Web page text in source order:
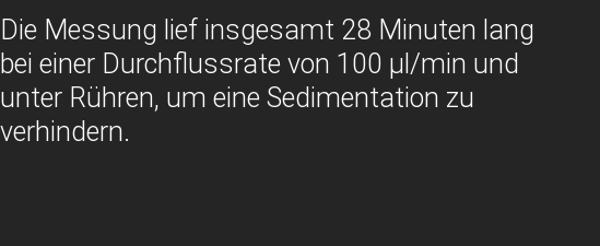
Die Messung lief insgesamt 28 Minuten lang
bei einer Durchflussrate von 100 µl/min und
unter Rühren, um eine Sedimentation zu
verhindern.